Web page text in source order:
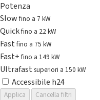
Potenza
Slowfino a 7 kW
Quickfino a 22 kW
Fastfino a 75 kW
Fast+fino a 149 kW
Ultrafast superiori a 150 kW
Accessibile h24
Applica
Cancella filtri